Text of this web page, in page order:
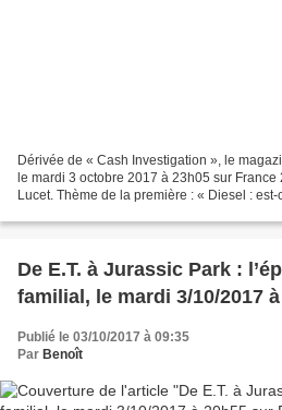
Dérivée de « Cash Investigation », le
le mardi 3 octobre 2017 à 23h05 sur France
Lucet. Thème de la première : « Diesel :
De E.T. à Jurassic Park :
familial, le mardi 3/10/2017
Publié le 03/10/2017 à 09:35
Par Benoît